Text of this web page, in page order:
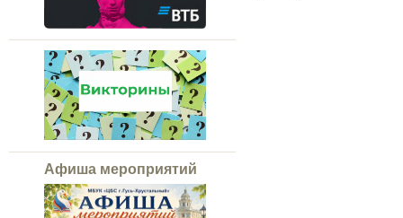
Афиша мероприятий